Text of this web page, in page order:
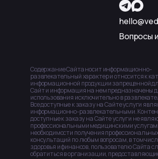
Вопросы
Содержание Сайта носит информационно-
развлекательный характер и относится к
информационной продукции запрещенной
Сайт и информация на нем предназначены
использования исключительно в
Все доступные к заказу на Сайте услуги
информационно-развлекательными.
доступные к заказу на Сайте услуги не
профессиональными медицинскими
необходимости получения
консультаций по любым вопросам, в том
здоровья и финансов, пользователю Сайта
обратиться в организации,